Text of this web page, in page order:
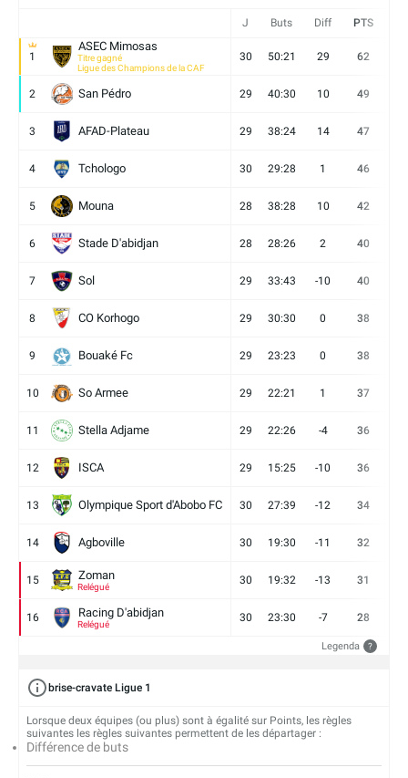
J Buts Diff PTS
1
ASEC Mimosas
Titre gagné
Ligue des Champions de la CAF
30 50:21 29 62
2 San Pédro 29 40:30 10 49
3 AFAD-Plateau 29 38:24 14 47
4 Tchologo 30 29:28 1 46
5 Mouna 28 38:28 10 42
6 Stade D'abidjan 28 28:26 2 40
7 Sol 29 33:43 -10 40
8 CO Korhogo 29 30:30 0 38
9 Bouaké Fc 29 23:23 0 38
10 So Armee 29 22:21 1 37
11 Stella Adjame 29 22:26 -4 36
12 ISCA 29 15:25 -10 36
13 Olympique Sport d'Abobo FC 30 27:39 -12 34
14 Agboville 30 19:30 -11 32
15 Zoman
Relégué
30 19:32 -13 31
16 Racing D'abidjan
Relégué
30 23:30 -7 28
Legenda ?
brise-cravate Ligue 1
Lorsque deux équipes (ou plus) sont à égalité sur Points, les règles
suivantes les règles suivantes permettent de les départager :
Différence de buts